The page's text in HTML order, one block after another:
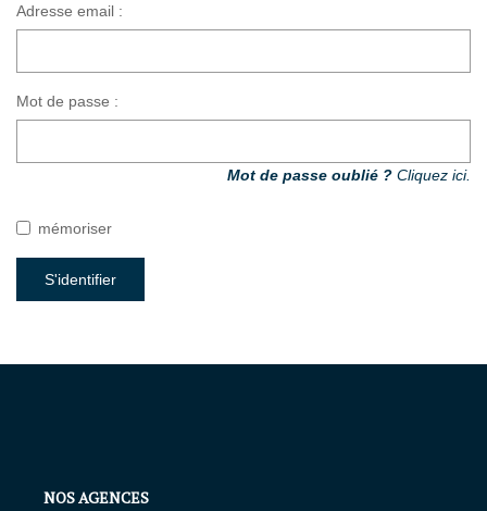
Adresse email :
Mot de passe :
Mot de passe oublié ? Cliquez ici.
mémoriser
S'identifier
NOS AGENCES